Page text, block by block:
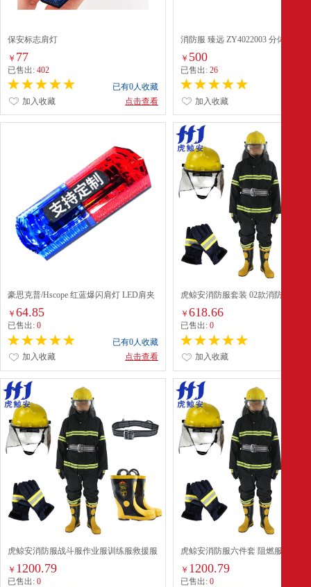
保安标志肩灯
￥ 77
已售出: 402
已有0人收藏
点击查看
加入收藏
消防服 臻远 ZY4022003 分体式 黑
￥ 500
已售出:26
加入收藏
豪思克普/Hscope 红蓝爆闪肩灯 LED肩夹
式防水警示灯 交通值勤巡逻骑行求救信
号灯充电款 重力感应款
￥ 64.85
已售出: 0
已有0人收藏
点击查看
加入收藏
虎鲸安消防服套装 02款消防服五件
燃服作训服演练防护战斗防火服 大
装【适用于176-184CM】 常规02款
作训服套装钢包头靴子
￥618.66
已售出:0
加入收藏
虎鲸安消防服战斗服作业服训练服救援服
￥ 1200.79
已售出: 0
虎鲸安消防服六件套 阻燃服战斗服
备 薄款 大码
￥ 1200.79
已售出:0